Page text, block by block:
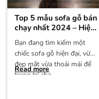
Top 5 mẫu sofa gỗ bán
chạy nhất 2024 – Hiện
đại và thanh lịch
Bạn đang tìm kiếm một
chiếc sofa gỗ hiện đại, vừa
đẹp mắt vừa thoải mái để
trang trí cho
Read more